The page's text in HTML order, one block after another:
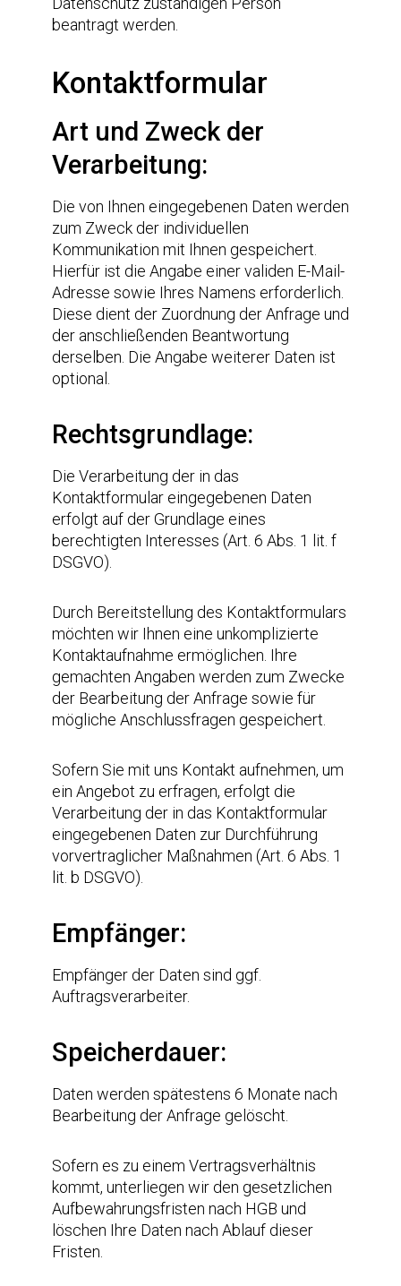
beantragt werden.
Kontaktformular
Art und Zweck der
Verarbeitung:
Die von Ihnen eingegebenen Daten werden
zum Zweck der individuellen
Kommunikation mit Ihnen gespeichert.
Hierfür ist die Angabe einer validen E-Mail-
Adresse sowie Ihres Namens erforderlich.
Diese dient der Zuordnung der Anfrage und
der anschließenden Beantwortung
derselben. Die Angabe weiterer Daten ist
optional.
Rechtsgrundlage:
Die Verarbeitung der in das
Kontaktformular eingegebenen Daten
erfolgt auf der Grundlage eines
berechtigten Interesses (Art. 6 Abs. 1 lit. f
DSGVO).
Durch Bereitstellung des Kontaktformulars
möchten wir Ihnen eine unkomplizierte
Kontaktaufnahme ermöglichen. Ihre
gemachten Angaben werden zum Zwecke
der Bearbeitung der Anfrage sowie für
mögliche Anschlussfragen gespeichert.
Sofern Sie mit uns Kontakt aufnehmen, um
ein Angebot zu erfragen, erfolgt die
Verarbeitung der in das Kontaktformular
eingegebenen Daten zur Durchführung
vorvertraglicher Maßnahmen (Art. 6 Abs. 1
lit. b DSGVO).
Empfänger:
Empfänger der Daten sind ggf.
Auftragsverarbeiter.
Speicherdauer:
Daten werden spätestens 6 Monate nach
Bearbeitung der Anfrage gelöscht.
Sofern es zu einem Vertragsverhältnis
kommt, unterliegen wir den gesetzlichen
Aufbewahrungsfristen nach HGB und
löschen Ihre Daten nach Ablauf dieser
Fristen.